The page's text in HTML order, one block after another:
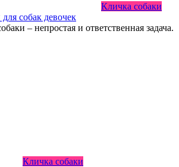
Кличка собаки
собак девочек
– непростая и ответственная задача.
Кличка собаки